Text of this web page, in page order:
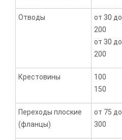
Отводы
от 30 до
200
от 30 до
200
Крестовины
100
150
Переходы плоские
(фланцы)
от 75 до
300